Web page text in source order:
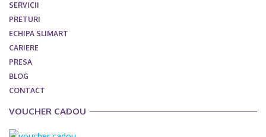
SERVICII
PRETURI
ECHIPA SLIMART
CARIERE
PRESA
BLOG
CONTACT
VOUCHER CADOU